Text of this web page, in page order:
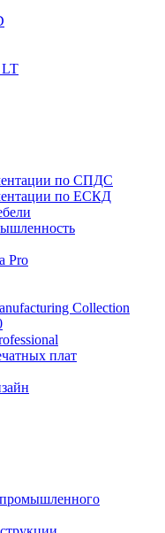
LT
по СПДС
по ЕСКД
Pro
Collection
плат